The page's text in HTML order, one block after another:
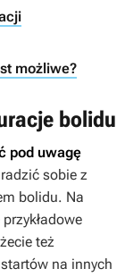
możliwe?
bolidu
pod uwagę
sobie z
bolidu. Na
też
na innych